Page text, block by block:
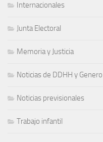
Internacionales
Junta Electoral
Memoria y Justicia
Noticias de DDHH y Genero
Noticias previsionales
Trabajo infantil